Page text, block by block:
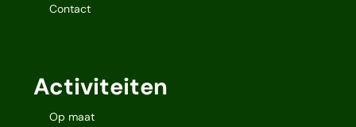
Contact
Activiteiten
Op maat